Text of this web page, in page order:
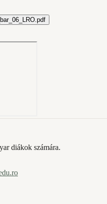
diákok számára.